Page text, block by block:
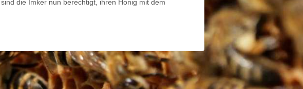
die Imker nun berechtigt, ihren Honig mit dem